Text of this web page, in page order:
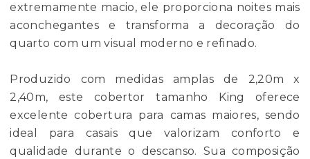
extremamente macio, ele proporciona noites mais
aconchegantes e transforma a decoração do
quarto com um visual moderno e refinado.
Produzido com medidas amplas de 2,20m x
2,40m, este cobertor tamanho King oferece
excelente cobertura para camas maiores, sendo
ideal para casais que valorizam conforto e
qualidade durante o descanso. Sua composição